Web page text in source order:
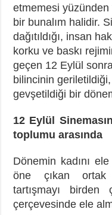
etmemesi
bir bunalım halidir.
dağıtıldığı, insan
korku ve baskı
geçen 12 Eylül
bilincinin
gevşetildiği bir
12 Eylül
toplumu arasında
Dönemin kadını
öne çıkan ortak
tartışmayı
çerçevesinde ele